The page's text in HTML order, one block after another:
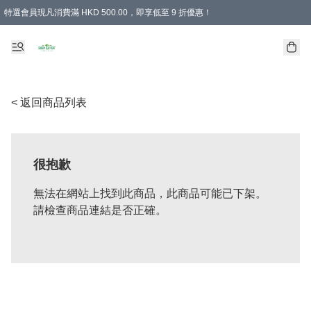
特選會員現凡消費滿 HKD 500.00，即享低至 9 折優惠！
< 返回商品列表
很抱歉
無法在網站上找到此商品，此商品可能已下架。
請檢查商品連結是否正確。